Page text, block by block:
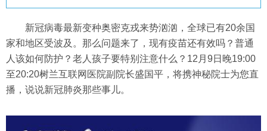
新冠病毒最新变种奥密克戎来势汹汹，全球已有20余国
家和地区受波及。那么问题来了，现有疫苗还有效吗？普通
人该如何防护？老人孩子要特别注意什么？12月9日晚19:00
至20:20树兰互联网医院副院长盛国平，将携神秘院士为您直
播，说说新冠肺炎那些事儿。